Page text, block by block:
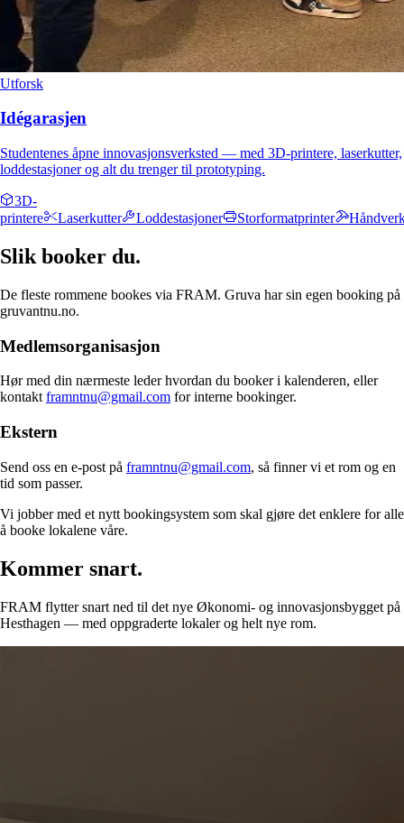
Utforsk
Idégarasjen
Studentenes åpne innovasjonsverksted — med 3D-printere, laserkutter,
loddestasjoner og alt du trenger til prototyping.
3D-
printere
Laserkutter Loddestasjoner Storformatprinter
Slik booker du.
De fleste rommene bookes via FRAM. Gruva har sin egen booking på
gruvantnu.no.
Medlemsorganisasjon
Hør med din nærmeste leder hvordan du booker i kalenderen, eller
kontaktframntnu@gmail.com for interne bookinger.
Ekstern
Send oss en e-post på framntnu@gmail.com, så finner vi et rom og en
tid som passer.
Vi jobber med et nytt bookingsystem som skal gjøre det enklere for alle
å booke lokalene våre.
Kommer snart.
FRAM flytter snart ned til det nye Økonomi- og innovasjonsbygget på
Hesthagen — med oppgraderte lokaler og helt nye rom.